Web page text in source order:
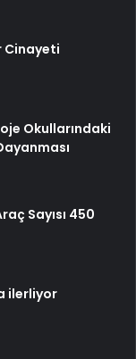
Cinayeti
Okullarındaki
Sayısı 450
ilerliyor